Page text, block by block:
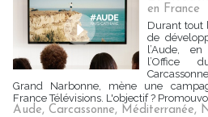
en France
Durant tout
de
l’Aude,
l’Office
Grand Narbonne, mène une
France Télévisions. L'objectif ?
Aude, Carcassonne, Méditerranée,